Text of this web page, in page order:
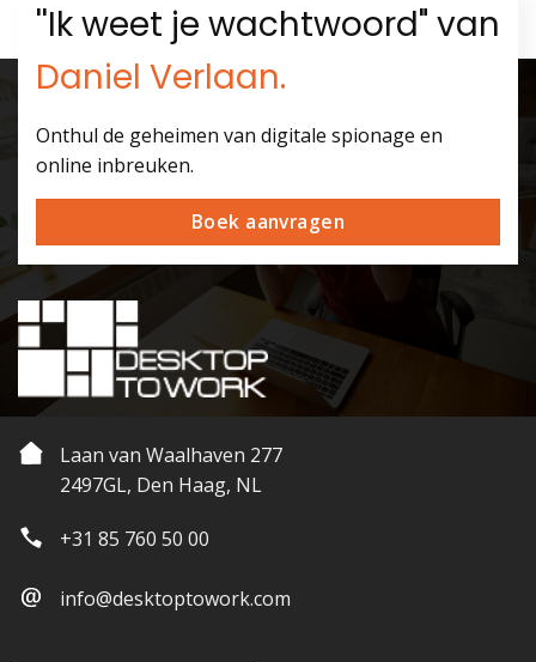
''Ik weet je wachtwoord" van
Daniel Verlaan.
Onthul de geheimen van digitale spionage en
online inbreuken.
Boek aanvragen
Laan van Waalhaven 277
2497GL, Den Haag, NL
+31 85 760 50 00
info@desktoptowork.com